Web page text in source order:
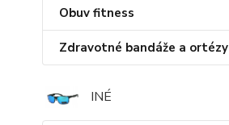
Obuv fitness
Zdravotné bandáže a ortézy
INÉ